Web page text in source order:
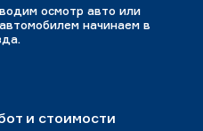
осмотр авто или
начинаем в
и стоимости